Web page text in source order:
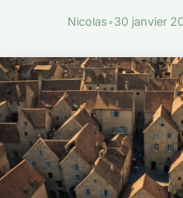
Nicolas•30 janvier